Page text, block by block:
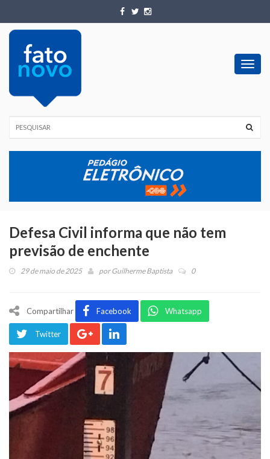
Defesa Civil informa que não tem
previsão de enchente
29 de maio de 2025 porGuilherme Baptista 0
Compartilhar Facebook Whatsapp
Twitter